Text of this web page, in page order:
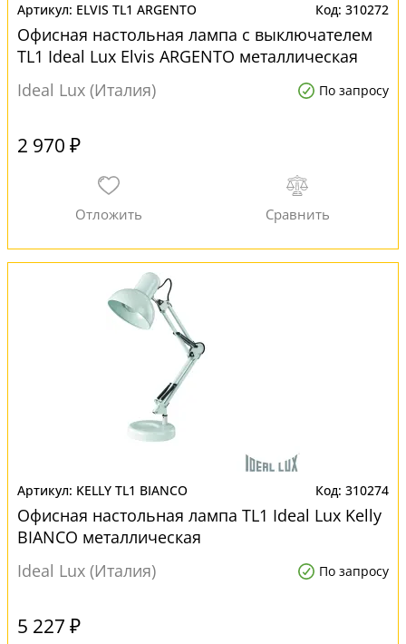
ELVIS TL1 ARGENTO 310272
Офисная настольная лампа с выключателем
TL1 Ideal Lux Elvis ARGENTO металлическая
Ideal Lux (Италия)
По запросу
2 970 ₽
KELLY TL1 BIANCO 310274
Офисная настольная лампа TL1 Ideal Lux Kelly
BIANCO металлическая
Ideal Lux (Италия)
По запросу
5 227 ₽